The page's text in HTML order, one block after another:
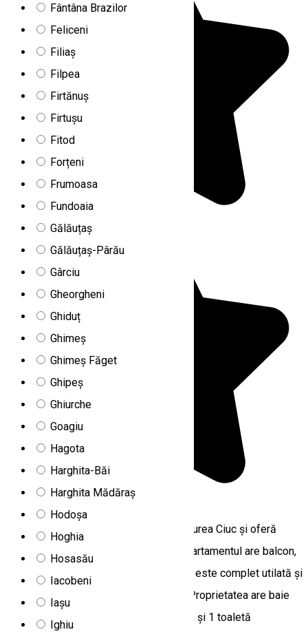
Fântâna Brazilor
Feliceni
Filiaș
Filpea
Firtănuș
Firtușu
Fitod
Forțeni
Frumoasa
Fundoaia
Gălăuțaș
Gălăuțaș-Pârău
Gârciu
Gheorgheni
Ghiduț
Ghimeș
Ghimeș Făget
Ghipeș
Ghiurche
Goagiu
Hagota
Harghita-Băi
Harghita Mădăraș
Hodoșa
Hoghia
Hosasău
Iacobeni
Iașu
Ighiu
recenzii
Sanderson Apartments se află în Miercurea Ciuc şi oferă
piscină în aer liber și teren de tenis. Apartamentul are balcon,
terasă și cadă cu hidromasaj. Bucătăria este complet utilată şi
include cuptor şi cuptor cu microunde. Proprietatea are baie
cu cadă spa, încă 1 baie cu duș, precum și 1 toaletă